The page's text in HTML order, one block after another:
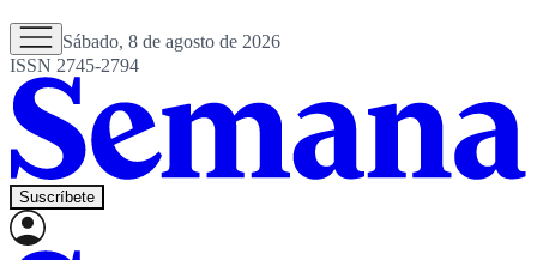
Sábado, 8 de agosto de 2026
ISSN 2745-2794
Suscríbete